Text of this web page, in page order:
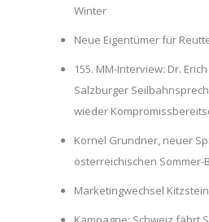
Winter
Neue Eigentümer für
155. MM-Interview: Dr.
Salzburger
wieder
Kornel Grundner, neuer
österreichischen Sommer-
Marketingwechsel